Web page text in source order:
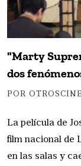
"Marty
dos
POR
La película de
film nacional de
en las salas y